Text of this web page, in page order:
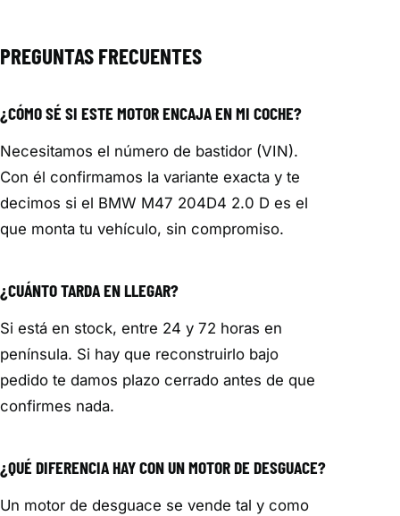
PREGUNTAS FRECUENTES
¿CÓMO SÉ SI ESTE MOTOR ENCAJA EN MI COCHE?
Necesitamos el número de bastidor (VIN).
Con él confirmamos la variante exacta y te
decimos si el BMW M47 204D4 2.0 D es el
que monta tu vehículo, sin compromiso.
¿CUÁNTO TARDA EN LLEGAR?
Si está en stock, entre 24 y 72 horas en
península. Si hay que reconstruirlo bajo
pedido te damos plazo cerrado antes de que
confirmes nada.
¿QUÉ DIFERENCIA HAY CON UN MOTOR DE DESGUACE?
Un motor de desguace se vende tal y como